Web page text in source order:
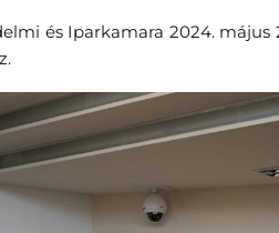
és Iparkamara 2024.